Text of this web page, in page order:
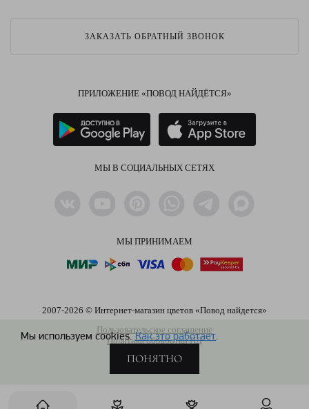
Мы используем cookies.Как это работает.
ПОНЯТНО
ЗАКАЗАТЬ ОБРАТНЫЙ ЗВОНОК
ПРИЛОЖЕНИЕ «ПОВОД НАЙДЁТСЯ»
МЫ В СОЦИАЛЬНЫХ СЕТЯХ
МЫ ПРИНИМАЕМ
2007-2026 © Интернет-магазин цветов «Повод найдется»
Пользовательское соглашение
Политика обработки ПД